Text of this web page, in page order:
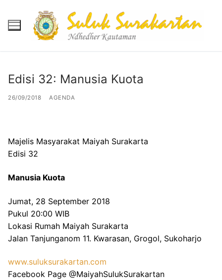
content
Reportase
Edisi 32: Manusia Kuota
26/09/2018 AGENDA
Majelis Masyarakat Maiyah Surakarta
Edisi 32
Manusia Kuota
Jumat, 28 September 2018
Pukul 20:00 WIB
Lokasi Rumah Maiyah Surakarta
Jalan Tanjunganom 11. Kwarasan, Grogol, Sukoharjo
www.suluksurakartan.com
Facebook Page @MaiyahSulukSurakartan